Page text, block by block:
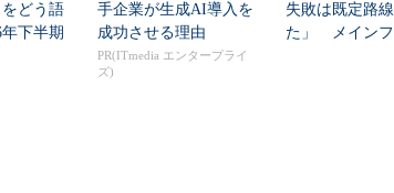
どう語
下半期
手企業が生成AI導入を
成功させる理由
PR(ITmedia エンタープライ
ズ)
失敗は既定路
た」 メインフ